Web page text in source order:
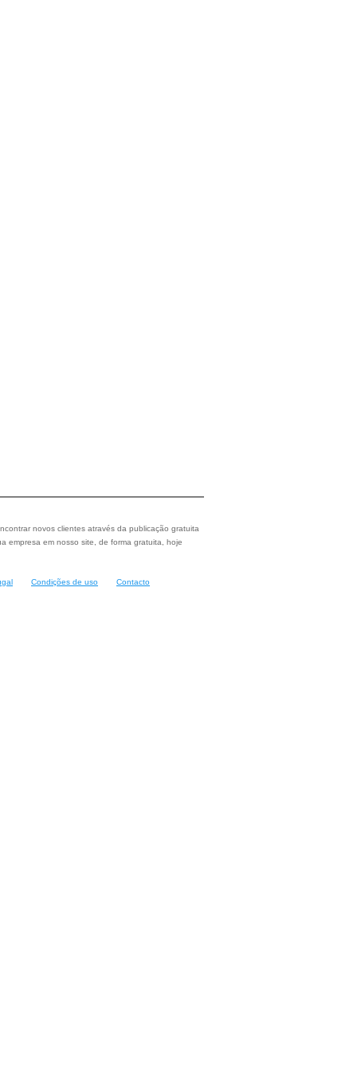
novos clientes através da publicação gratuita
empresa em nosso site, de forma gratuita, hoje
Condições de uso Contacto